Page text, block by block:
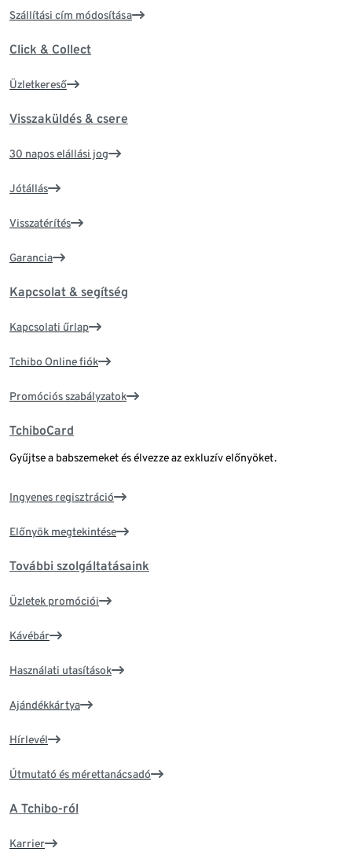
Szállítási cím módosítása
Click & Collect
Üzletkereső
Visszaküldés & csere
30 napos elállási jog
Jótállás
Visszatérítés
Garancia
Kapcsolat & segítség
Kapcsolati űrlap
Tchibo Online fiók
Promóciós szabályzatok
TchiboCard
Gyűjtse a babszemeket és élvezze az exkluzív előnyöket.
Ingyenes regisztráció
Előnyök megtekintése
További szolgáltatásaink
Üzletek promóciói
Kávébár
Használati utasítások
Ajándékkártya
Hírlevél
Útmutató és mérettanácsadó
A Tchibo-ról
Karrier